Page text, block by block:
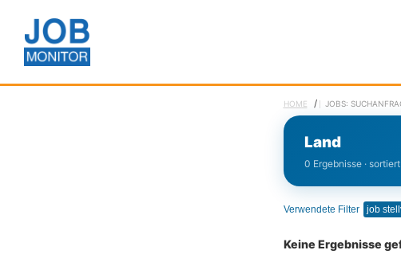
HOME / JOBS:
Land
0 Ergebnisse ·
Verwendete Filter
Keine Ergebnisse